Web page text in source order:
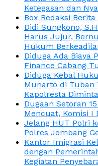
Ketegasan dan
Box Redaksi
Didi Sungkono,
Harus Jujur,
Hukum
Diduga Ada Biaya
Finance Cabang
Diduga Kebal
Munarto di Tuban
Kapolresta
Dugaan Setoran
Mencuat, Komisi I
Jelang HUT Polri
Polres Jombang
Kantor Imigrasi
dengan
Kegiatan